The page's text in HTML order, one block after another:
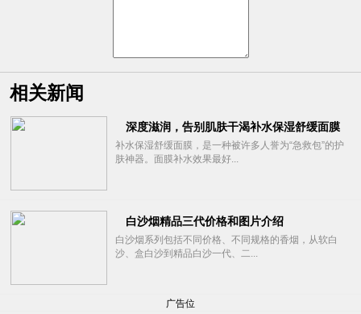
相关新闻
深度滋润，告别肌肤干渴补水保湿舒缓面膜
补水保湿舒缓面膜，是一种被许多人誉为“急救包”的护
肤神器。面膜补水效果最好...
白沙烟精品三代价格和图片介绍
白沙烟系列包括不同价格、不同规格的香烟，从软白
沙、盒白沙到精品白沙一代、二...
广告位